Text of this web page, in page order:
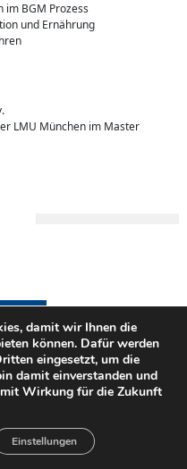
BGM Prozess
und Ernährung
LMU München im Master
089-26010826 oder 0172-
Datenschutzerklärung
damit wir Ihnen die
können. Dafür werden
eingesetzt, um die
damit einverstanden und
Wirkung für die Zukunft
Einstellungen